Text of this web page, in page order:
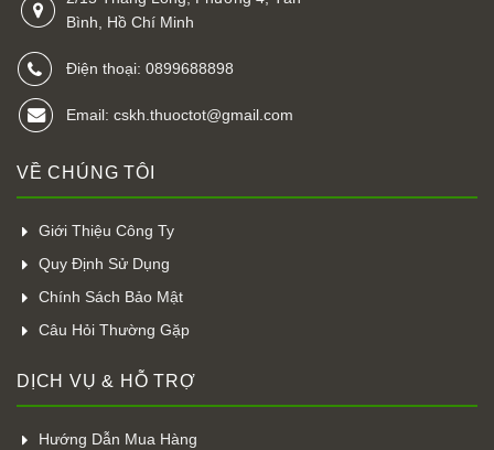
Bình, Hồ Chí Minh
Điện thoại: 0899688898
Email: cskh.thuoctot@gmail.com
VỀ CHÚNG TÔI
Giới Thiệu Công Ty
Quy Định Sử Dụng
Chính Sách Bảo Mật
Câu Hỏi Thường Gặp
DỊCH VỤ & HỖ TRỢ
Hướng Dẫn Mua Hàng